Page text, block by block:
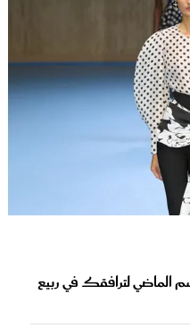
الماضي لترافقك في ربيع